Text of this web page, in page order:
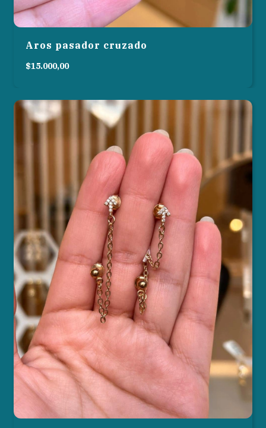
Aros pasador cruzado
$15.000,00